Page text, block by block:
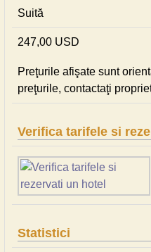
Suită
247,00 USD
Preţurile afişate sunt
preţurile, contactaţi
Verifica tarifele si
Statistici